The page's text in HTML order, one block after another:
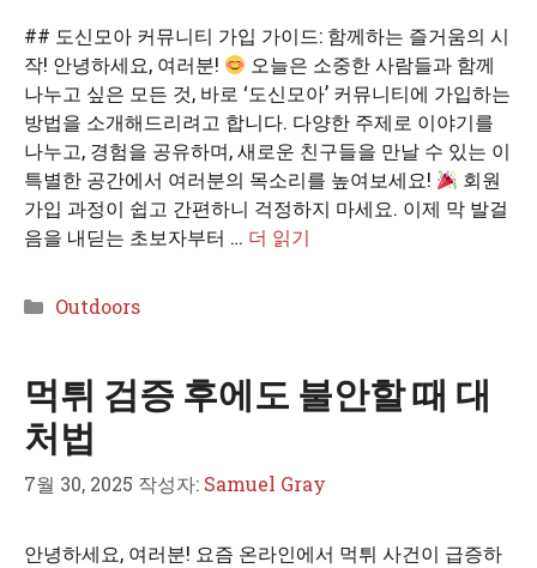
## 도신모아 커뮤니티 가입 가이드: 함께하는 즐거움의 시
작! 안녕하세요, 여러분!
오늘은 소중한 사람들과 함께
나누고 싶은 모든 것, 바로 ‘도신모아’ 커뮤니티에 가입하는
방법을 소개해드리려고 합니다. 다양한 주제로 이야기를
나누고, 경험을 공유하며, 새로운 친구들을 만날 수 있는 이
특별한 공간에서 여러분의 목소리를 높여보세요!
회원
가입 과정이 쉽고 간편하니 걱정하지 마세요. 이제 막 발걸
음을 내딛는 초보자부터 … 더 읽기
카
리
Outdoors
먹튀 검증 후에도 불안할 때 대
처법
7월 30, 2025 작성자: Samuel Gray
안녕하세요, 여러분! 요즘 온라인에서 먹튀 사건이 급증하